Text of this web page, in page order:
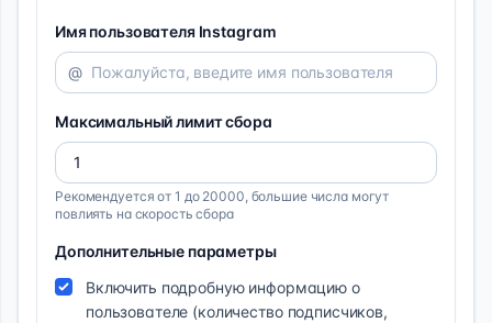
Имя пользователя Instagram
@
Максимальный лимит сбора
Рекомендуется от 1 до 20000, большие числа могут
повлиять на скорость сбора
Дополнительные параметры
Включить подробную информацию о
пользователе (количество подписчиков,